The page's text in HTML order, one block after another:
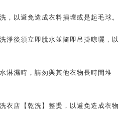
，以避免造成衣料損壞或是起毛球。
淨後須立即脫水並隨即吊掛晾曬，以
淋濕時，請勿與其他衣物長時間堆
衣店【乾洗】整燙，以避免造成衣物